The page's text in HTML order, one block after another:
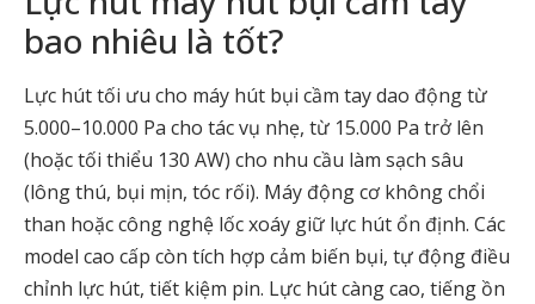
bao nhiêu là tốt?
Lực hút tối ưu cho máy hút bụi cầm tay dao động từ
5.000–10.000 Pa cho tác vụ nhẹ, từ 15.000 Pa trở lên
(hoặc tối thiểu 130 AW) cho nhu cầu làm sạch sâu
(lông thú, bụi mịn, tóc rối). Máy động cơ không chổi
than hoặc công nghệ lốc xoáy giữ lực hút ổn định. Các
model cao cấp còn tích hợp cảm biến bụi, tự động điều
chỉnh lực hút, tiết kiệm pin. Lực hút càng cao, tiếng ồn